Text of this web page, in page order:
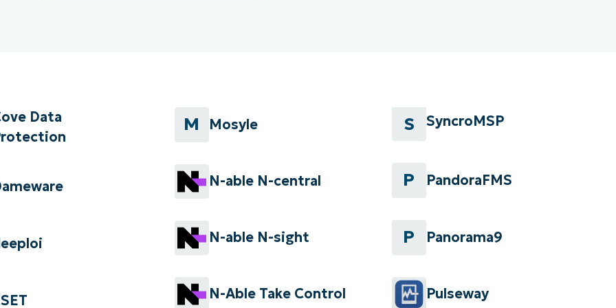
Data
M Mosyle
N-able N-central
N-able N-sight
N-Able Take Control
S SyncroMSP
P PandoraFMS
P Panorama9
Pulseway